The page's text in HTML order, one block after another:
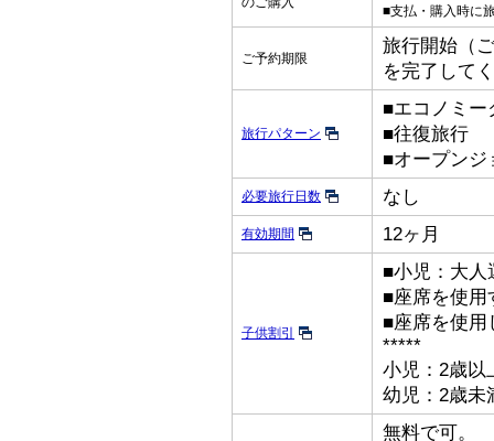
■支払・購入時に
ご予約期限
旅行開始（
を完了して
旅行パターン
■エコノミー
■往復旅行
■オープンジ
必要旅行日数 なし
有効期間 12ヶ月
子供割引
■小児：大人
■座席を使用
■座席を使用
*****
小児：2歳以
幼児：2歳未
無料で可。